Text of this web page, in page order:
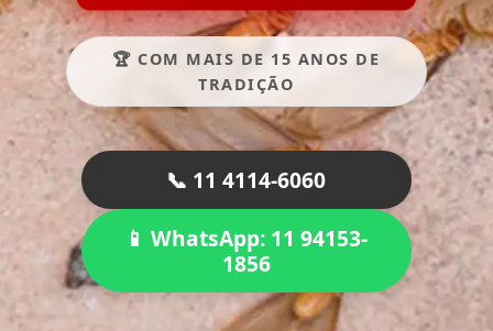
🏆 COM MAIS DE 15 ANOS DE
TRADIÇÃO
📞 11 4114-6060
📱 WhatsApp: 11 94153-
1856